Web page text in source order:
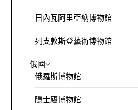
日內瓦阿里亞納博物館
列支敦斯登藝術博物館
俄國
俄羅斯博物館
隱士廬博物館